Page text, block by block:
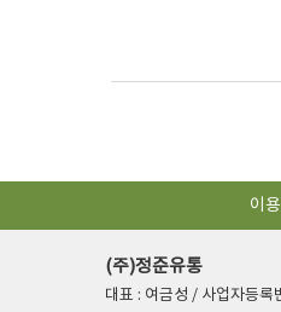
이
(주)정준유통
대표 : 여금성 / 사업자등